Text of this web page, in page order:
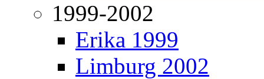
1999-2002
Erika 1999
Limburg 2002